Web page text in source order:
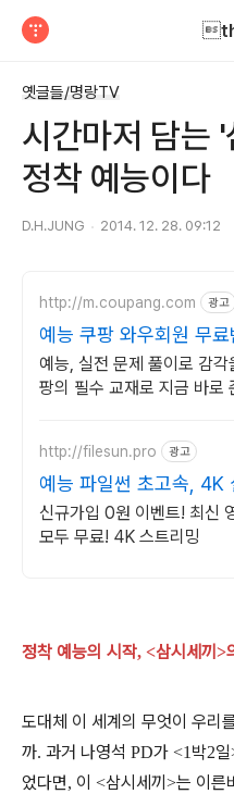
옛글들/명랑TV
시간마저 담는 '
정착 예능이다
D.H.JUNG 2014. 12. 28. 09:12
http://m.coupang.com 광고
예능 쿠팡 와우회원 무
예능, 실전 문제 풀이로 감
팡의 필수 교재로 지금 바로
http://filesun.pro 광고
예능 파일썬 초고속, 4K
신규가입 0원 이벤트! 최신
모두 무료! 4K 스트리밍
정착 예능의 시작, <삼시세끼 >
도대체 이 세계의 무엇이 우리
까. 과거 나영석 PD가 <1 박2일
었다면, 이 <삼시세끼 >는 이른